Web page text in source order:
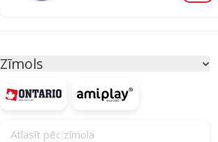
Zīmols
Atlasīt pēc zīmola